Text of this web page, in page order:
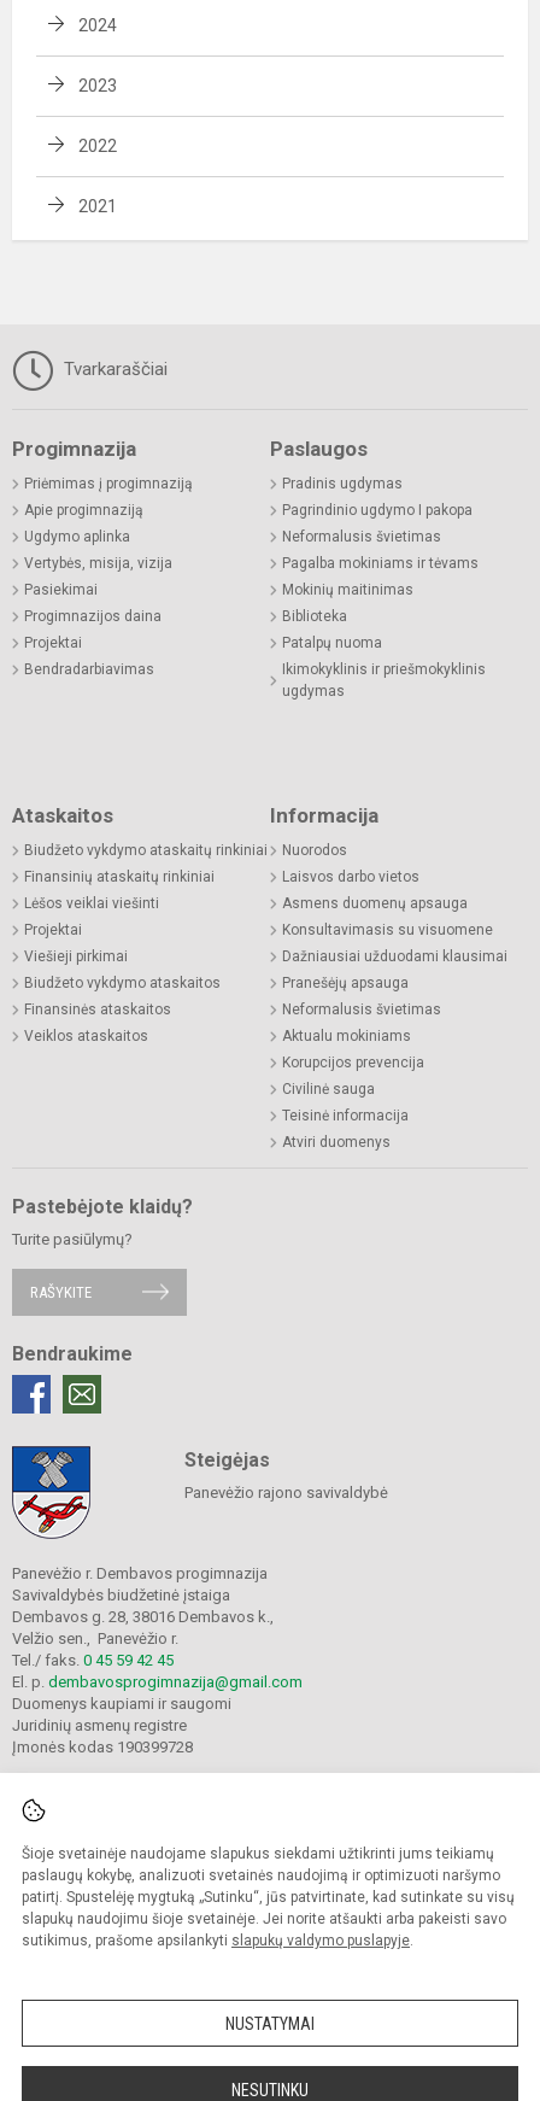
Šioje svetainėje naudojame slapukus siekdami užtikrinti jums teikiamų
paslaugų kokybę, analizuoti svetainės naudojimą ir optimizuoti naršymo
patirtį. Spustelėję mygtuką „Sutinku“, jūs patvirtinate, kad sutinkate su visų
slapukų naudojimu šioje svetainėje. Jei norite atšaukti arba pakeisti savo
sutikimus, prašome apsilankyti slapukų valdymo puslapyje.
NUSTATYMAI
NESUTINKU
2024
2023
2022
2021
Tvarkaraščiai
Progimnazija
Priėmimas į progimnaziją
Apie progimnaziją
Ugdymo aplinka
Vertybės, misija, vizija
Pasiekimai
Progimnazijos daina
Projektai
Bendradarbiavimas
Paslaugos
Pradinis ugdymas
Pagrindinio ugdymo I pakopa
Neformalusis švietimas
Pagalba mokiniams ir tėvams
Mokinių maitinimas
Biblioteka
Patalpų nuoma
Ikimokyklinis ir priešmokyklinis
ugdymas
Ataskaitos
Biudžeto vykdymo ataskaitų rinkiniai
Finansinių ataskaitų rinkiniai
Lėšos veiklai viešinti
Projektai
Viešieji pirkimai
Biudžeto vykdymo ataskaitos
Finansinės ataskaitos
Veiklos ataskaitos
Informacija
Nuorodos
Laisvos darbo vietos
Asmens duomenų apsauga
Konsultavimasis su visuomene
Dažniausiai užduodami klausimai
Pranešėjų apsauga
Neformalusis švietimas
Aktualu mokiniams
Korupcijos prevencija
Civilinė sauga
Teisinė informacija
Atviri duomenys
Pastebėjote klaidų?
Turite pasiūlymų?
RAŠYKITE
Bendraukime
Steigėjas
Panevėžio rajono savivaldybė
Panevėžio r. Dembavos progimnazija
Savivaldybės biudžetinė įstaiga
Dembavos g. 28, 38016 Dembavos k.,
Velžio sen., Panevėžio r.
Tel./ faks. 0 45 59 42 45
El. p. dembavosprogimnazija@gmail.com
Duomenys kaupiami ir saugomi
Juridinių asmenų registre
Įmonės kodas 190399728
© 2021. Panevėžio r. Dembavos progimnazija. Visos teisės saugomos.
Kopijuoti turinį be raštiško progimnazijos sutikimo griežtai draudžiama.
Prieinamumo paraiška Slapukų valdymas
Sumanus būdas atnaujinti